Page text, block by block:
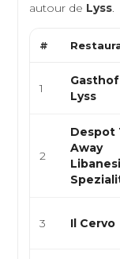
autour de Lyss.
#
1
Lyss
2
Despot
Away
3 Il Cervo